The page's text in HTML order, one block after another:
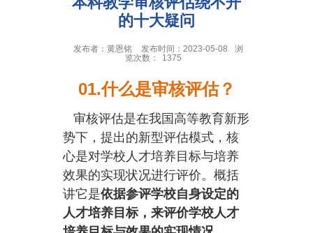
的十大疑问
发布者：黄恩铭 发布时间：2023-05-08
浏
览次数：
1375
01.什么是审核评估？
审核评估是在我国高等教育新形
势下，提出的新型评估模式，核
心是对学校人才培养目标与培养
效果的实现状况进行评价。概括
讲它是依据参评学校自身设定的
人才培养目标，来评价学校人才